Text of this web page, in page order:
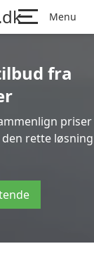
Menu
fra
priser
rette løsning